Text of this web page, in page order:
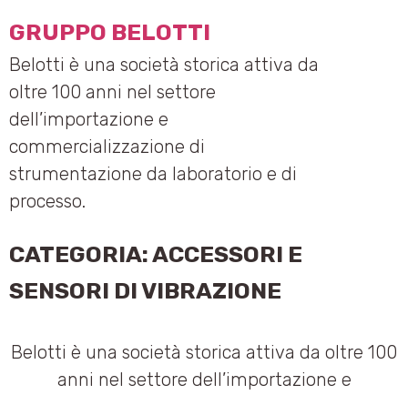
GRUPPO BELOTTI
Belotti è una società storica attiva da
oltre 100 anni nel settore
dell’importazione e
commercializzazione di
strumentazione da laboratorio e di
processo.
CATEGORIA:ACCESSORI E
SENSORI DI VIBRAZIONE
Belotti è una società storica attiva da oltre 100
anni nel settore dell’importazione e